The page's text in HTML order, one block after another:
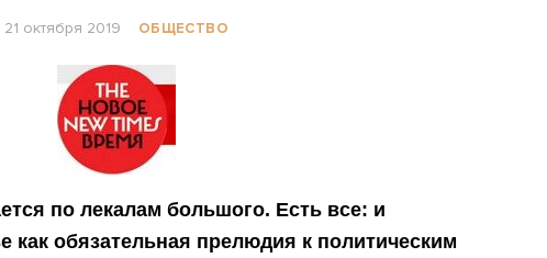
21 октября 2019 ОБЩЕСТВО
по лекалам большого. Есть все: и
как обязательная прелюдия к политическим